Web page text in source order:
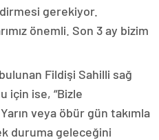
gerekiyor.
önemli. Son 3 ay bizim
Fildişi Sahilli sağ
için ise, “Bizle
veya öbür gün takımla
duruma geleceğini